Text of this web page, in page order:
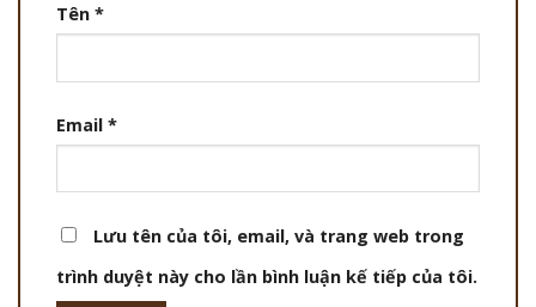
Tên *
Email *
Lưu tên của tôi, email, và trang web trong
trình duyệt này cho lần bình luận kế tiếp của tôi.